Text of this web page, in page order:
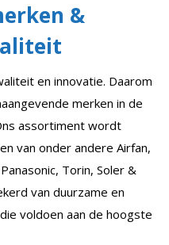
&
en innovatie. Daarom
merken in de
assortiment wordt
van onder andere Airfan,
Torin, Soler &
van duurzame en
voldoen aan de hoogste